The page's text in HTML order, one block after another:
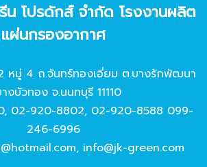
น โปรดักส์ จํากัด โรงงานผลิต
แผ่นกรองอากาศ
หมู่ 4 ถ.จันทร์ทองเอี่ยม ต.บางรักพัฒนา
งบัวทอง จ.นนทบุรี 11110
, 02-920-8802, 02-920-8588 099-
246-6996
, info@jk-green.com